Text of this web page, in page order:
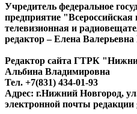
Учредитель федеральное
предприятие "Всероссийская
телевизионная и
редактор – Елена
Редактор сайта ГТРК
Альбина Владимировна
Тел. +7(831) 434-01-93
Адрес: г.Нижний Новгород,
электронной почты редакции